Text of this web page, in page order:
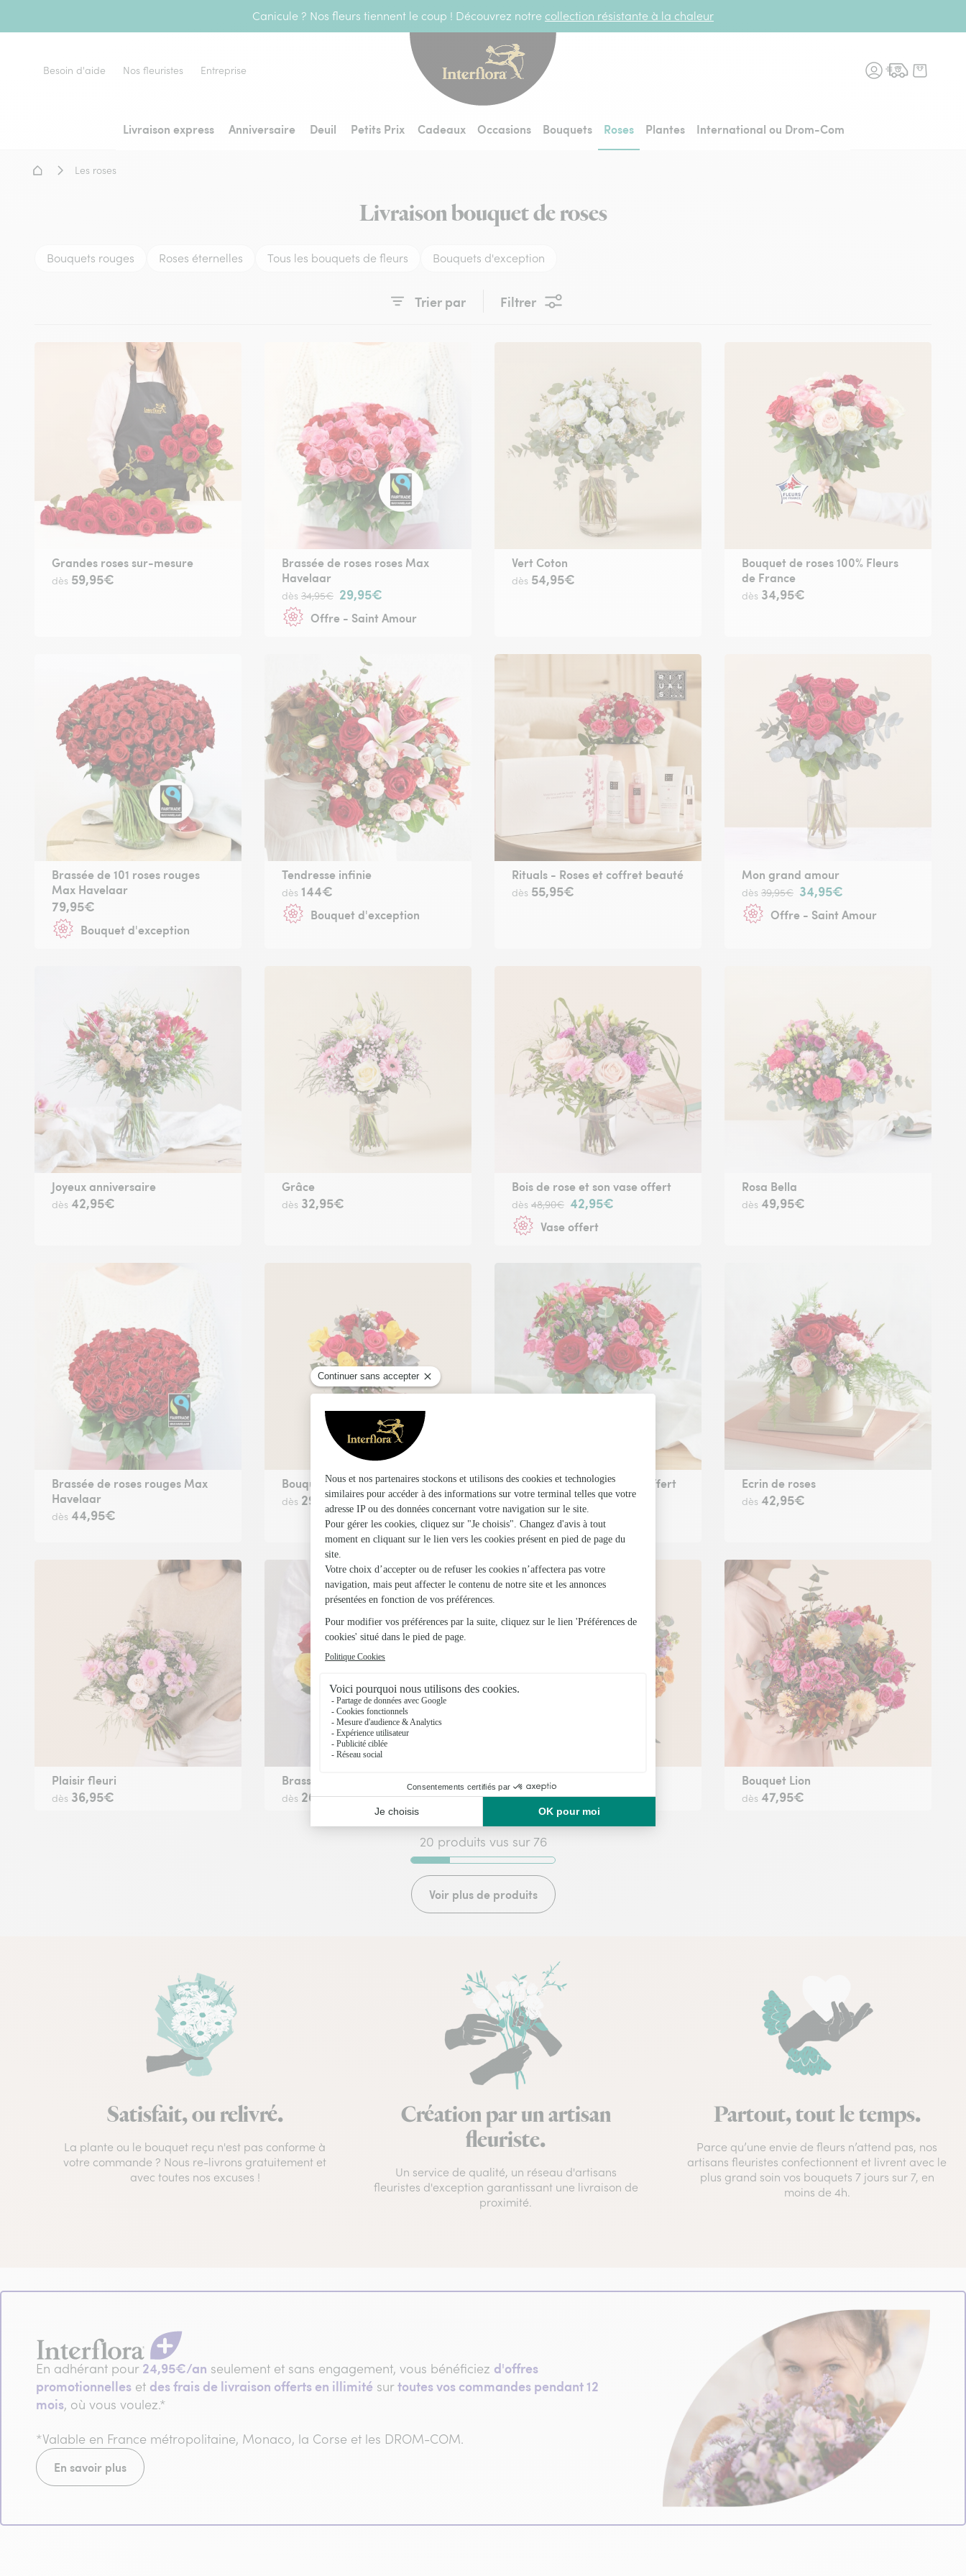
Canicule ? Nos fleurs tiennent le coup ! Découvrez notre collection résistante à la chaleur
Livraison express Anniversaire Deuil Petits Prix Cadeaux Occasions Bouquets Roses Plantes International ou Drom-Com
Besoin d'aide Nos fleuristes Entreprise
Accueil - Livraison fleurs
Les roses
Livraison bouquet de roses
Bouquets rouges Roses éternelles Tous les bouquets de fleurs Bouquets d'exception
Trier par Filtrer
Grandes roses sur-mesure
dès 59,95€
Brassée de roses roses Max
Havelaar
dès 34,95€ 29,95€
Offre - Saint Amour
Vert Coton
dès 54,95€
Bouquet de roses 100% Fleurs
de France
dès 34,95€
Brassée de 101 roses rouges
Max Havelaar
79,95€
Bouquet d'exception
Tendresse infinie
dès 144€
Bouquet d'exception
Rituals - Roses et coffret beauté
dès 55,95€
Mon grand amour
dès 39,95€ 34,95€
Offre - Saint Amour
Joyeux anniversaire
dès 42,95€
Grâce
dès 32,95€
Bois de rose et son vase offert
dès 48,90€ 42,95€
Vase offert
Rosa Bella
dès 49,95€
Brassée de roses rouges Max
Havelaar
dès 44,95€
Bouquet de roses multicolores
dès 29,95€
Eclat de rose et son vase offert
dès62,90€ 56,95€
Vase offert
Ecrin de roses
dès 42,95€
Plaisir fleuri
dès 36,95€
Brassée de roses multicolores
dès 26,95€
Palette multicolore
dès72,95€
Bouquet Lion
dès 47,95€
20 produits vus sur 76
Voir plus de produits
Satisfait, ou relivré.
La plante ou le bouquet reçu n'est pas conforme à
votre commande ? Nous re-livrons gratuitement et
avec toutes nos excuses !
Création par un artisan
fleuriste.
Un service de qualité, un réseau d'artisans
fleuristes d'exception garantissant une livraison de
proximité.
Partout, tout le temps.
Parce qu’une envie de fleurs n’attend pas, nos
artisans fleuristes confectionnent et livrent avec le
plus grand soin vos bouquets 7 jours sur 7, en
moins de 4h.
En adhérant pour 24,95€/an seulement et sans engagement, vous bénéficiez d'offres
promotionnelles et des frais de livraison offerts en illimité surtoutes vos commandes pendant 12
mois, où vous voulez.*
*Valable en France métropolitaine, Monaco, la Corse et les DROM-COM.
En savoir plus